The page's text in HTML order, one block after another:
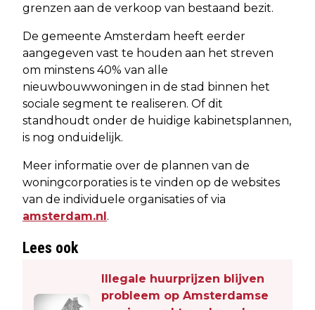
grenzen aan de verkoop van bestaand bezit.
De gemeente Amsterdam heeft eerder
aangegeven vast te houden aan het streven
om minstens 40% van alle
nieuwbouwwoningen in de stad binnen het
sociale segment te realiseren. Of dit
standhoudt onder de huidige kabinetsplannen,
is nog onduidelijk.
Meer informatie over de plannen van de
woningcorporaties is te vinden op de websites
van de individuele organisaties of via
amsterdam.nl.
Lees ook
Illegale huurprijzen blijven
probleem op Amsterdamse